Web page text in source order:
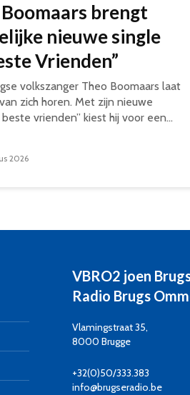
brengt
nieuwe single
Vrienden”
volkszanger Theo Boomaars laat
zich horen. Met zijn nieuwe
beste vrienden” kiest hij voor een...
2026
VBRO2 joen
Radio Brugs
Vlamingstraat 35,
8000 Brugge
+32(0)50/333.383
info@brugseradio.be